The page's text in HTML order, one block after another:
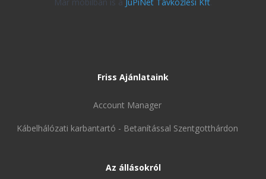
Friss Ajánlataink
Account Manager
Kábelhálózati karbantartó - Betanítással Szentgotthárdon
Az állásokról